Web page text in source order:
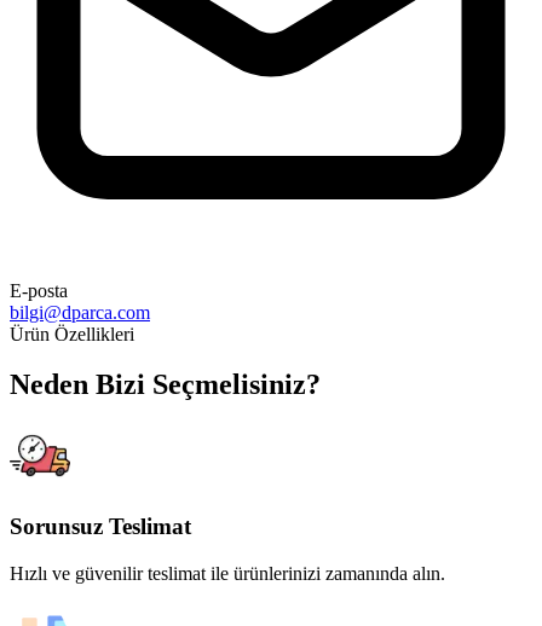
E-posta
bilgi@dparca.com
Ürün Özellikleri
Neden Bizi Seçmelisiniz?
Sorunsuz Teslimat
Hızlı ve güvenilir teslimat ile ürünlerinizi zamanında alın.